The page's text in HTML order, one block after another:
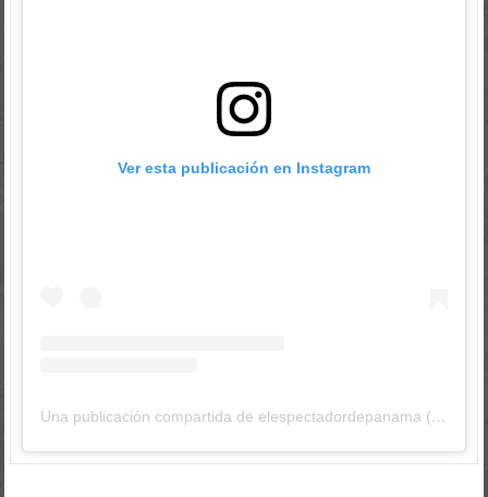
Ver esta publicación en Instagram
Una publicación compartida de elespectadordepanama (@elespectadordepanama)